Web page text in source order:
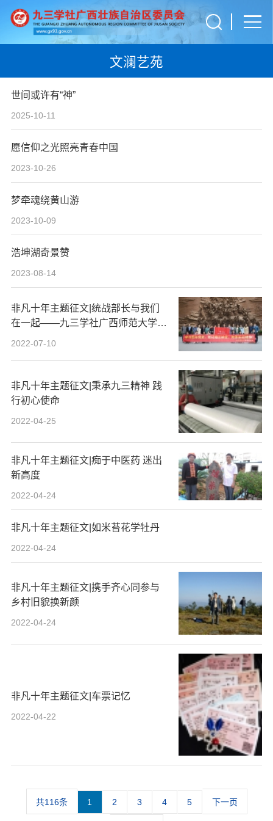
文澜艺苑
世间或许有“神”
2025-10-11
愿信仰之光照亮青春中国
2023-10-26
梦牵魂绕黄山游
2023-10-09
浩坤湖奇景赞
2023-08-14
非凡十年主题征文|统战部长与我们
在一起——九三学社广西师范大学支
2022-07-10
非凡十年主题征文|秉承九三精神 践
行初心使命
2022-04-25
非凡十年主题征文|痴于中医药 迷出
新高度
2022-04-24
​非凡十年主题征文|如米苔花学牡丹
2022-04-24
非凡十年主题征文|携手齐心同参与
乡村旧貌换新颜
2022-04-24
非凡十年主题征文|车票记忆
2022-04-22
共116条 1 2 3 4 5 下一页